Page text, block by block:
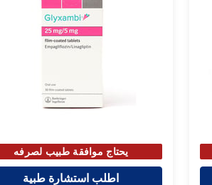
يحتاج موافقة طبيب لصرفه
اطلب استشارة طبية